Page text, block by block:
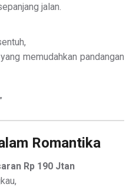
jalan.
memudahkan pandangan
Romantika
Rp 190 Jtan